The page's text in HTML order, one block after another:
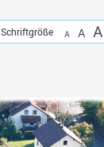
Schriftgröße A A A